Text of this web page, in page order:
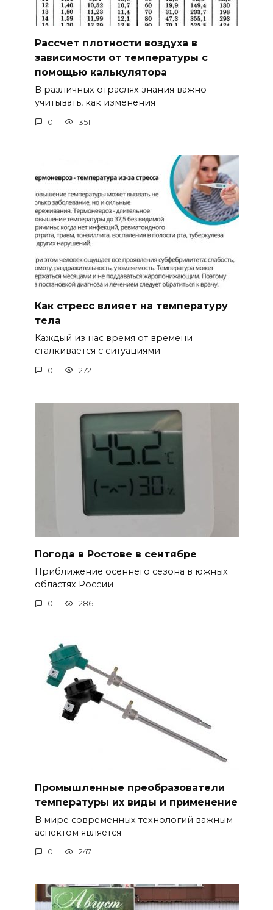
Рассчет плотности воздуха в
зависимости от температуры с
помощью калькулятора
В различных отраслях знания важно
учитывать, как изменения
0 351
Как стресс влияет на температуру
тела
Каждый из нас время от времени
сталкивается с ситуациями
0 272
Погода в Ростове в сентябре
Приближение осеннего сезона в южных
областях России
0 286
Промышленные преобразователи
температуры их виды и применение
В мире современных технологий важным
аспектом является
0 247